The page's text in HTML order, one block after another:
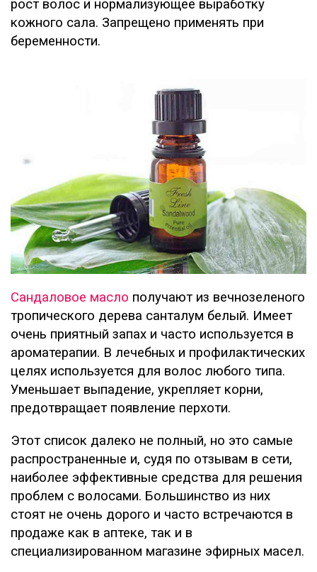
рост волос и нормализующее выработку
кожного сала. Запрещено применять при
беременности.
Сандаловое масло получают из вечнозеленого
тропического дерева санталум белый. Имеет
очень приятный запах и часто используется в
ароматерапии. В лечебных и профилактических
целях используется для волос любого типа.
Уменьшает выпадение, укрепляет корни,
предотвращает появление перхоти.
Этот список далеко не полный, но это самые
распространенные и, судя по отзывам в сети,
наиболее эффективные средства для решения
проблем с волосами. Большинство из них
стоят не очень дорого и часто встречаются в
продаже как в аптеке, так и в
специализированном магазине эфирных масел.